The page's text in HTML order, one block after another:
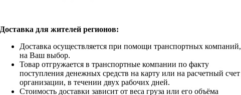
Доставка для жителей регионов:
Доставка осуществляется при помощи транспортных компаний,
на Ваш выбор.
Товар отгружается в транспортные компании по факту
поступления денежных средств на карту или на расчетный счет
организации, в течении двух рабочих дней.
Стоимость доставки зависит от веса груза или его объёма